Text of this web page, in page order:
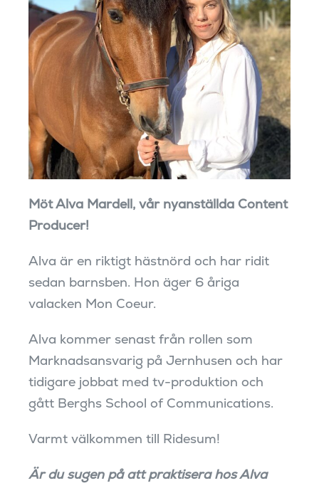
Möt Alva Mardell, vår nyanställda Content
Producer!
Alva är en riktigt hästnörd och har ridit
sedan barnsben. Hon äger 6 åriga
valacken Mon Coeur.
Alva kommer senast från rollen som
Marknadsansvarig på Jernhusen och har
tidigare jobbat med tv-produktion och
gått Berghs School of Communications.
Varmt välkommen till Ridesum!
Är du sugen på att praktisera hos Alva